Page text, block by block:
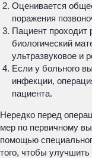
Оценивается
поражения
Пациент проходит
биологический
ультразвуковое и
Если у больного
инфекции,
пациента.
Нередко перед
мер по первичному
помощью
того, чтобы улучшить